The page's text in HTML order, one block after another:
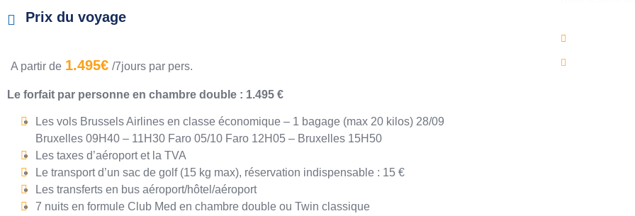
Prix du voyage
A partir de 1.495€ /7jours par pers.
Le forfait par personne en chambre double : 1.495 €
Les vols Brussels Airlines en classe économique – 1 bagage (max 20 kilos) 28/09
Bruxelles 09H40 – 11H30 Faro 05/10 Faro 12H05 – Bruxelles 15H50
Les taxes d’aéroport et la TVA
Le transport d’un sac de golf (15 kg max), réservation indispensable : 15 €
Les transferts en bus aéroport/hôtel/aéroport
7 nuits en formule Club Med en chambre double ou Twin classique